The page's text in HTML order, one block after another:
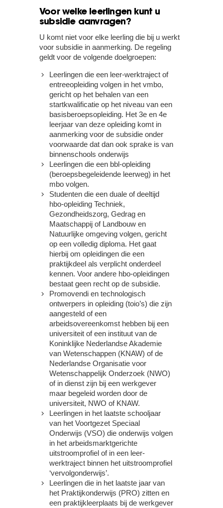
Voor welke leerlingen kunt u
subsidie aanvragen?
U komt niet voor elke leerling die bij u werkt
voor subsidie in aanmerking. De regeling
geldt voor de volgende doelgroepen:
Leerlingen die een leer-werktraject of
entreeopleiding volgen in het vmbo,
gericht op het behalen van een
startkwalificatie op het niveau van een
basisberoepsopleiding. Het 3e en 4e
leerjaar van deze opleiding komt in
aanmerking voor de subsidie onder
voorwaarde dat dan ook sprake is van
binnenschools onderwijs
Leerlingen die een bbl-opleiding
(beroepsbegeleidende leerweg) in het
mbo volgen.
Studenten die een duale of deeltijd
hbo-opleiding Techniek,
Gezondheidszorg, Gedrag en
Maatschappij of Landbouw en
Natuurlijke omgeving volgen, gericht
op een volledig diploma. Het gaat
hierbij om opleidingen die een
praktijkdeel als verplicht onderdeel
kennen. Voor andere hbo-opleidingen
bestaat geen recht op de subsidie.
Promovendi en technologisch
ontwerpers in opleiding (toio’s) die zijn
aangesteld of een
arbeidsovereenkomst hebben bij een
universiteit of een instituut van de
Koninklijke Nederlandse Akademie
van Wetenschappen (KNAW) of de
Nederlandse Organisatie voor
Wetenschappelijk Onderzoek (NWO)
of in dienst zijn bij een werkgever
maar begeleid worden door de
universiteit, NWO of KNAW.
Leerlingen in het laatste schooljaar
van het Voortgezet Speciaal
Onderwijs (VSO) die onderwijs volgen
in het arbeidsmarktgerichte
uitstroomprofiel of in een leer-
werktraject binnen het uitstroomprofiel
‘vervolgonderwijs’.
Leerlingen die in het laatste jaar van
het Praktijkonderwijs (PRO) zitten en
een praktijkleerplaats bij de werkgever